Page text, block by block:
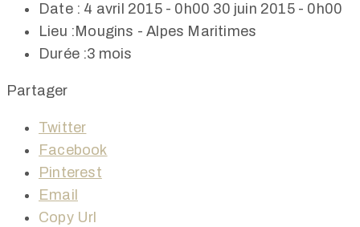
Date : 4 avril 2015 - 0h00 30 juin 2015 - 0h00
Lieu : Mougins - Alpes Maritimes
Durée :3 mois
Partager
Twitter
Facebook
Pinterest
Email
Copy Url